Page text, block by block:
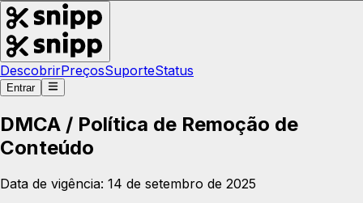
DescobrirPreçosSuporteStatus
Entrar
DMCA / Política de Remoção de
Conteúdo
Data de vigência: 14 de setembro de 2025